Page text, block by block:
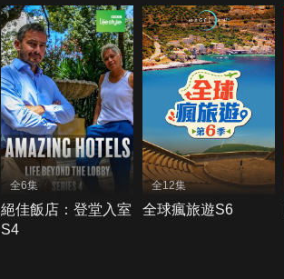
全6集
絕佳飯店：登堂入室
S4
全12集
全球瘋旅遊S6